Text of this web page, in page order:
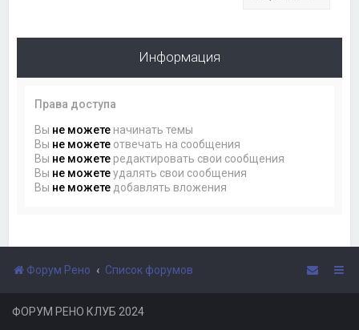
Информация
Права доступа
Вы не можете начинать темы
Вы не можете отвечать на сообщения
Вы не можете редактировать свои сообщения
Вы не можетеудалять свои сообщения
Вы не можете добавлять вложения
Форум Рено Список форумов
ФОРУМ РЕНО КЛУБ 2024